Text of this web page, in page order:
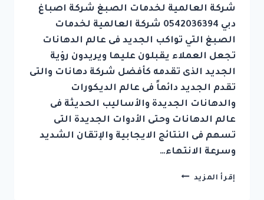
شركة العالمية لخدمات الصبغ شركة اصباغ
دبي 0542036394 شركة العالمية لخدمات
الصبغ التي تواكب الجديد فى عالم الدهانات
تجعل العملاء يقبلون عليها ويريدون رؤية
الجديد الذى تقدمه كأفضل شركة دهانات والتى
تقدم الجديد دائماً فى عالم الديكورات
والدهانات الجديدة والأساليب الحديثة فى
عالم الدهانات وحتى الأدوات الجديدة التى
تسهم فى النتائج الايجابية والإتقان الشديد
وسرعة الانتهاء…
إقرأ المزيد شركة